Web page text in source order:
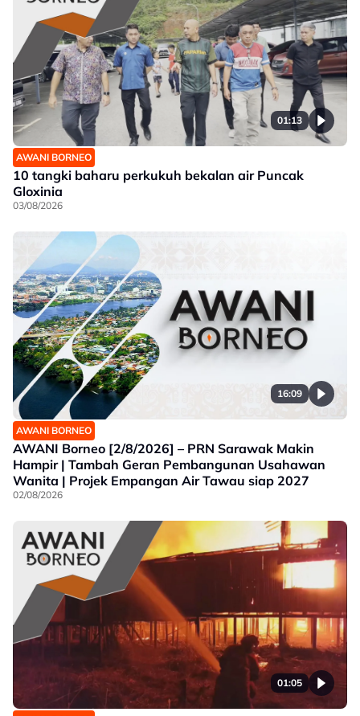
01:13
AWANI BORNEO
10 tangki baharu perkukuh bekalan air Puncak
Gloxinia
03/08/2026
16:09
AWANI BORNEO
AWANI Borneo [2/8/2026] – PRN Sarawak Makin
Hampir | Tambah Geran Pembangunan Usahawan
Wanita | Projek Empangan Air Tawau siap 2027
02/08/2026
01:05